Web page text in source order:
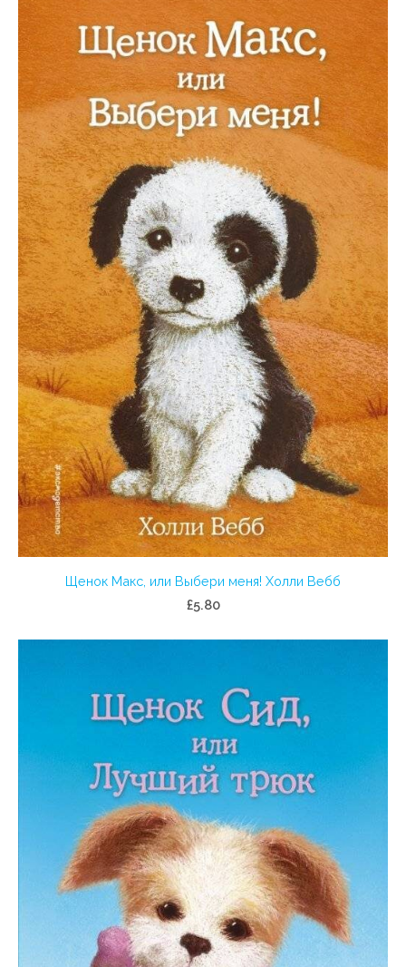
Щенок Макс, или Выбери меня! Холли Вебб
£5.80